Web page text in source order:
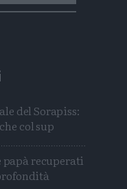
del Sorapiss:
col sup
recuperati